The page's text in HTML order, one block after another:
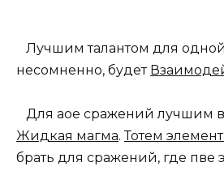
Лучшим талантом для
несомненно, будет
Для аое сражений лучшим
Жидкая магма.Тотем
брать для сражений, где пве